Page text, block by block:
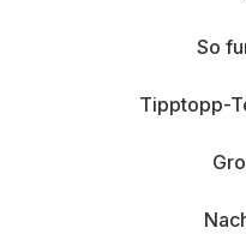
So
Tipptopp-